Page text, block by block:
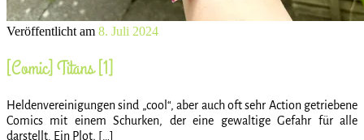
Veröffentlicht am 8. Juli 2024
[Comic] Titans [1]
Heldenvereinigungen sind „cool“, aber auch oft sehr Action getriebene
Comics mit einem Schurken, der eine gewaltige Gefahr für alle
darstellt. Ein Plot, […]